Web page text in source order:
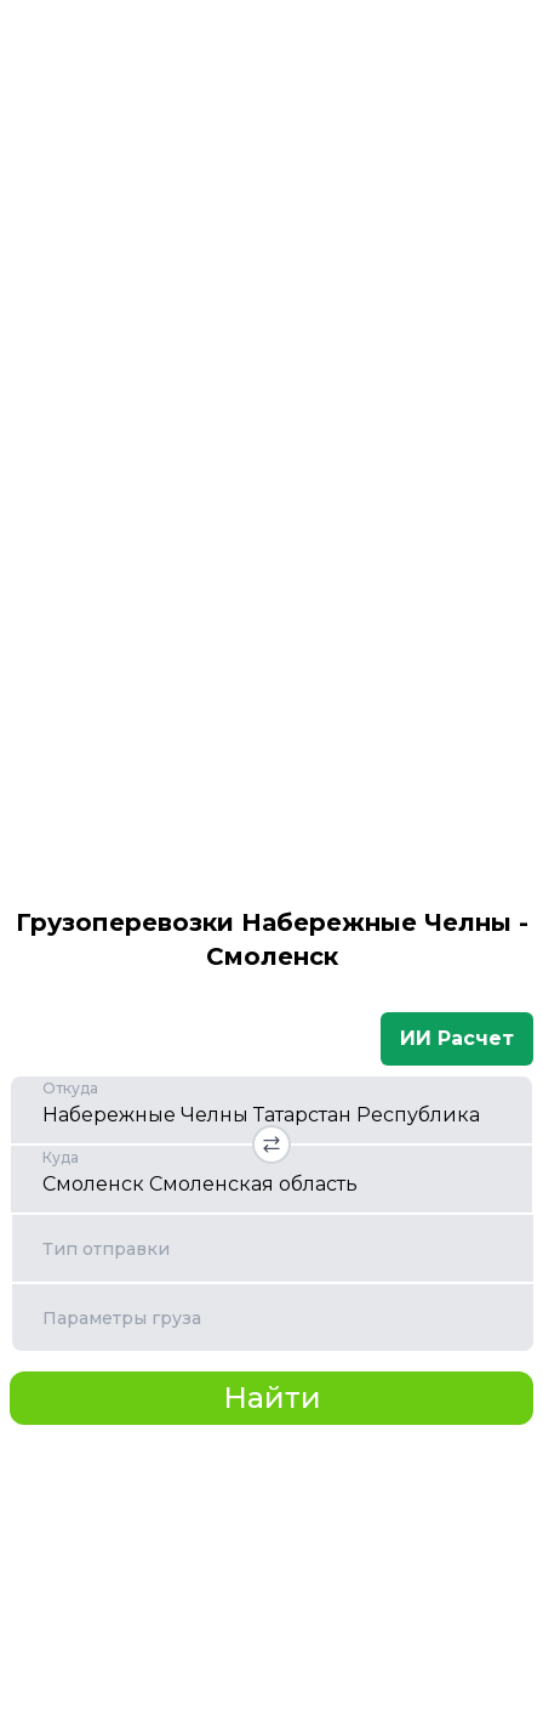
Грузоперевозки Набережные Челны -
Смоленск
ИИ Расчет
Откуда
Куда
Тип отправки
Параметры груза
Найти